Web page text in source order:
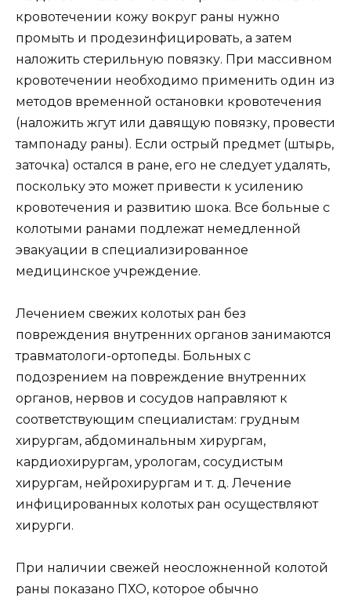
кровотечении кожу вокруг раны нужно
промыть и продезинфицировать, а затем
наложить стерильную повязку. При массивном
кровотечении необходимо применить один из
методов временной остановки кровотечения
(наложить жгут или давящую повязку, провести
тампонаду раны). Если острый предмет (штырь,
заточка) остался в ране, его не следует удалять,
поскольку это может привести к усилению
кровотечения и развитию шока. Все больные с
колотыми ранами подлежат немедленной
эвакуации в специализированное
медицинское учреждение.
Лечением свежих колотых ран без
повреждения внутренних органов занимаются
травматологи-ортопеды. Больных с
подозрением на повреждение внутренних
органов, нервов и сосудов направляют к
соответствующим специалистам: грудным
хирургам, абдоминальным хирургам,
кардиохирургам, урологам, сосудистым
хирургам, нейрохирургам и т. д. Лечение
инфицированных колотых ран осуществляют
хирурги.
При наличии свежей неосложненной колотой
раны показано ПХО, которое обычно